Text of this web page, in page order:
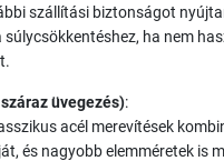
szállítási biztonságot
ha nem
üvegezés):
acél merevítések
és nagyobb elemméretek is